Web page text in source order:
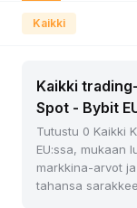
Kaikki
Kaikki
Spot - Bybit
Tutustu 0 Kaikki
EU:ssa, mukaan
markkina-arvot
tahansa